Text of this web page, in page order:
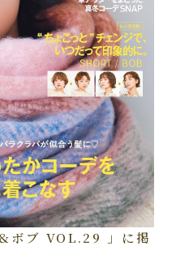
ボブ VOL.29 」に掲